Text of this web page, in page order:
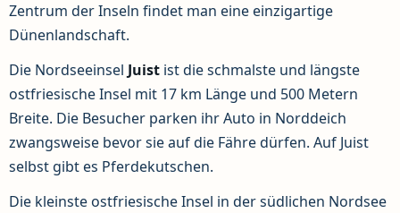
Zentrum der Inseln findet man eine einzigartige
Dünenlandschaft.
Die Nordseeinsel Juist ist die schmalste und längste
ostfriesische Insel mit 17 km Länge und 500 Metern
Breite. Die Besucher parken ihr Auto in Norddeich
zwangsweise bevor sie auf die Fähre dürfen. Auf Juist
selbst gibt es Pferdekutschen.
Die kleinste ostfriesische Insel in der südlichen Nordsee